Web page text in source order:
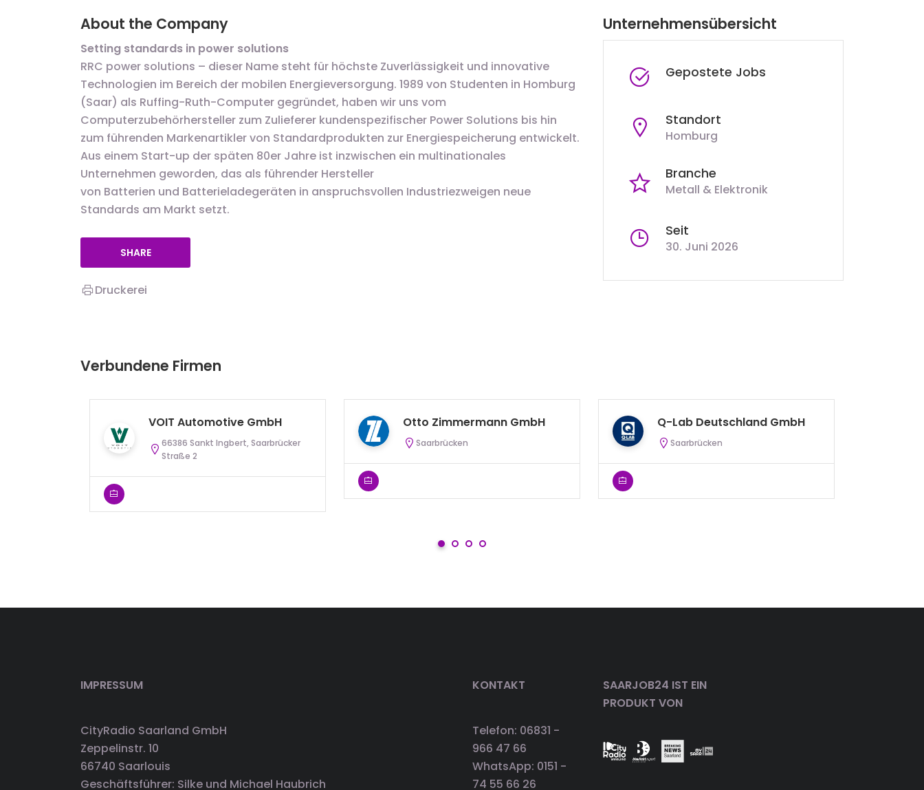
About the Company
Setting standards in power solutions
RRC power solutions – dieser Name steht für höchste Zuverlässigkeit und innovative
Technologien im Bereich der mobilen Energieversorgung. 1989 von Studenten in Homburg
(Saar) als Ruffing-Ruth-Computer gegründet, haben wir uns vom
Computerzubehörhersteller zum Zulieferer kundenspezifischer Power Solutions bis hin
zum führenden Markenartikler von Standardprodukten zur Energiespeicherung entwickelt.
Aus einem Start-up der späten 80er Jahre ist inzwischen ein multinationales
Unternehmen geworden, das als führender Hersteller
von Batterien und Batterieladegeräten in anspruchsvollen Industriezweigen neue
Standards am Markt setzt.
SHARE
Druckerei
Unternehmensübersicht
Gepostete Jobs
Standort
Homburg
Branche
Metall & Elektronik
Seit
30. Juni 2026
Verbundene Firmen
VOIT Automotive GmbH
66386 Sankt Ingbert, Saarbrücker
Straße 2
Otto Zimmermann GmbH
Saarbrücken
Q-Lab Deutschland GmbH
Saarbrücken
IMPRESSUM
CityRadio Saarland GmbH
Zeppelinstr. 10
66740 Saarlouis
Geschäftsführer: Silke und Michael Haubrich
KONTAKT
Telefon: 06831 -
966 47 66
WhatsApp: 0151 -
74 55 66 26
SAARJOB24 IST EIN
PRODUKT VON